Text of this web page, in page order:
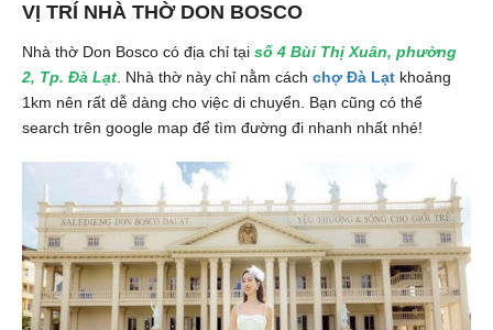
VỊ TRÍ NHÀ THỜ DON BOSCO
Nhà thờ Don Bosco có địa chỉ tại số 4 Bùi Thị Xuân, phường
2, Tp. Đà Lạt. Nhà thờ này chỉ nằm cách chợ Đà Lạt khoảng
1km nên rất dễ dàng cho việc di chuyển. Bạn cũng có thể
search trên google map để tìm đường đi nhanh nhất nhé!